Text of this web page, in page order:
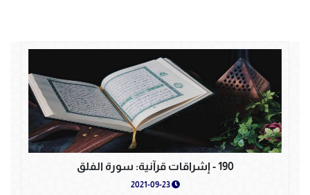
190 - إشراقات قرآنية: سورة الفلق
2021-09-23